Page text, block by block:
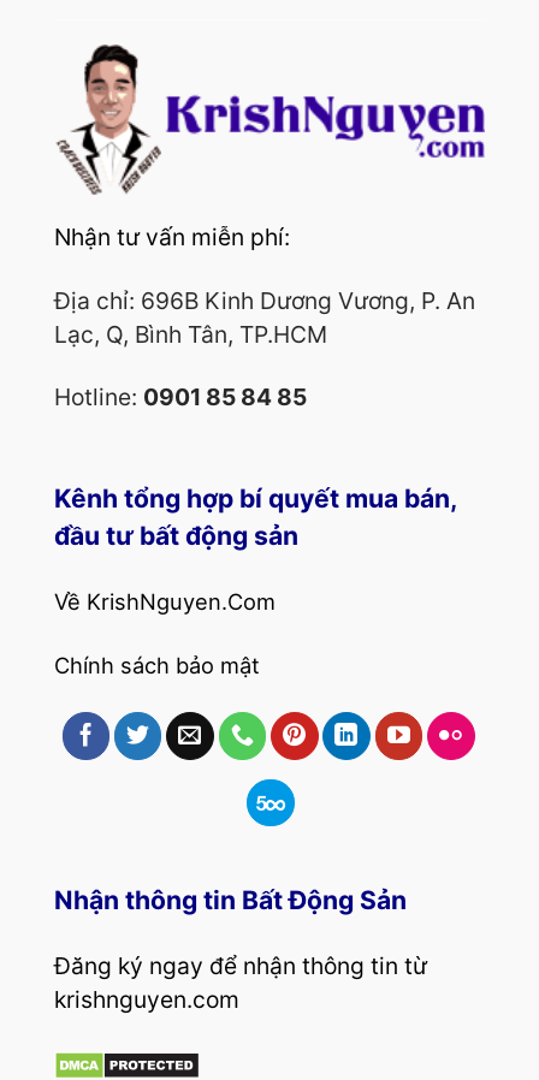
Nhận tư vấn miễn phí:
Địa chỉ: 696B Kinh Dương Vương, P. An
Lạc, Q, Bình Tân, TP.HCM
Hotline: 0901 85 84 85
Kênh tổng hợp bí quyết mua bán,
đầu tư bất động sản
Về KrishNguyen.Com
Chính sách bảo mật
Nhận thông tin Bất Động Sản
Đăng ký ngay để nhận thông tin từ
krishnguyen.com